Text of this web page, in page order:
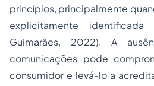
princípios, principalmente
explicitamente
Guimarães, 2022). A
comunicações pode
consumidor e levá-lo a